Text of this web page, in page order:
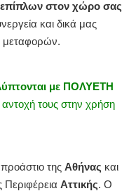
στον χώρο σας
και δικά μας
μεταφορών.
με ΠΟΛΥΕΤΗ
αντοχή τους στην χρήση
της Αθήνας και
Αττικής. Ο